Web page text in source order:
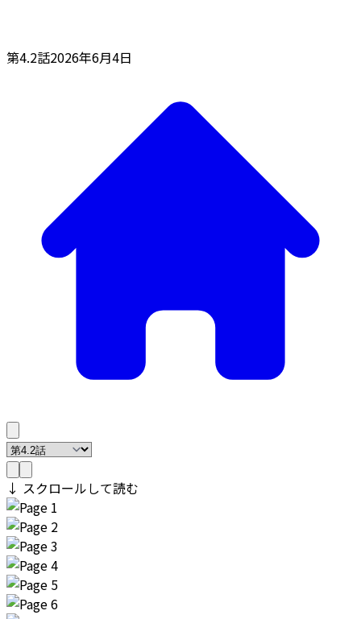
第4.2話2026年6月4日
↓ スクロールして読む